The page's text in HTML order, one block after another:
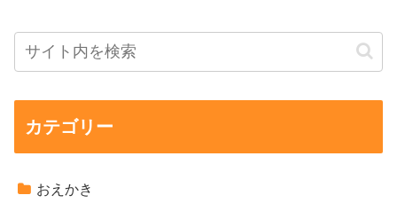
カテゴリー
おえかき